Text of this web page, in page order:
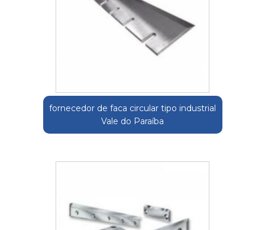
fornecedor de faca circular tipo industrial
Vale do Paraíba